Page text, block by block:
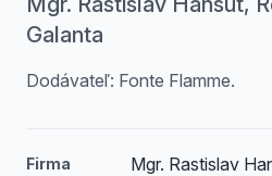
Galanta
Dodávateľ: Fonte Flamme.
Firma Mgr. Rastislav